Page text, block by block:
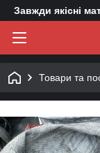
Завжди якісні
Товари та